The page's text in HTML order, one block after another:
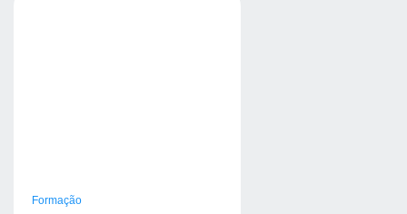
Formação